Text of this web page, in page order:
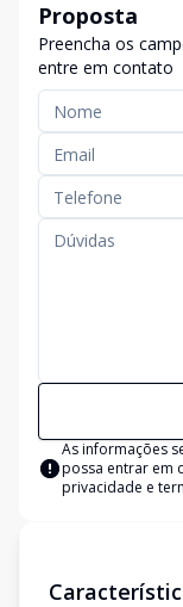
Proposta
Preencha os
entre em contato
As informações
possa entrar em
privacidade e